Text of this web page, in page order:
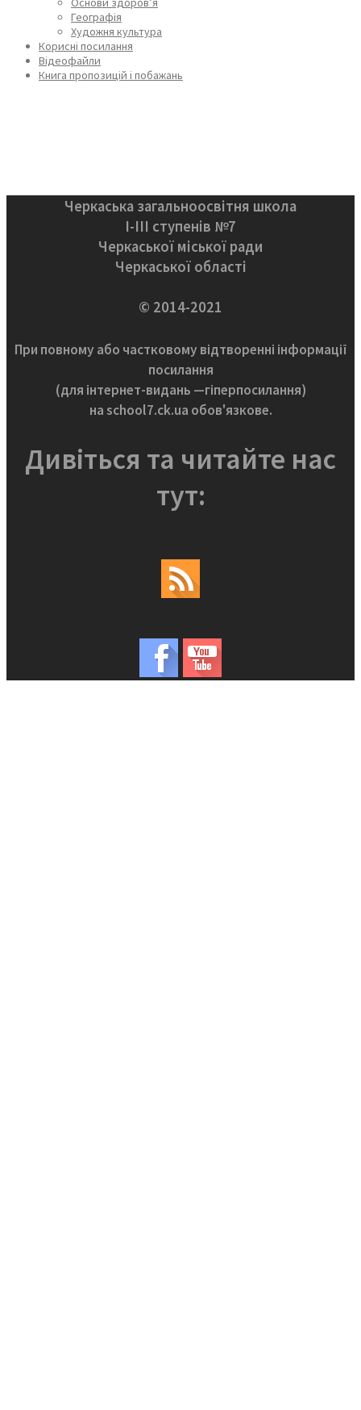
Географія
Художня культура
Корисні посилання
Відеофайли
Книга пропозицій і побажань
Черкаська загальноосвітня школа
І-ІІІ ступенів №7
Черкаської міської ради
Черкаської області
© 2014-2021
При повному або частковому відтворенні інформації
посилання
(для інтернет-видань —гіперпосилання)
на school7.ck.ua обов'язкове.
Дивіться та читайте нас
тут: